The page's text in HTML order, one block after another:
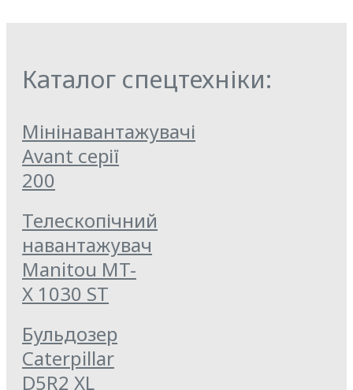
Каталог спецтехніки:
Мінінавантажувачі
Avant серії
200
Телескопічний
навантажувач
Manitou MT-
X 1030 ST
Бульдозер
Caterpillar
D5R2 XL